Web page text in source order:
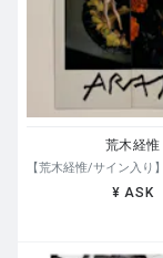
荒木経惟
¥ ASK